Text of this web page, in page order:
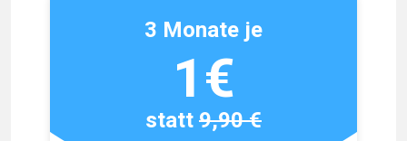
3 Monate je
1€
statt9,90 €